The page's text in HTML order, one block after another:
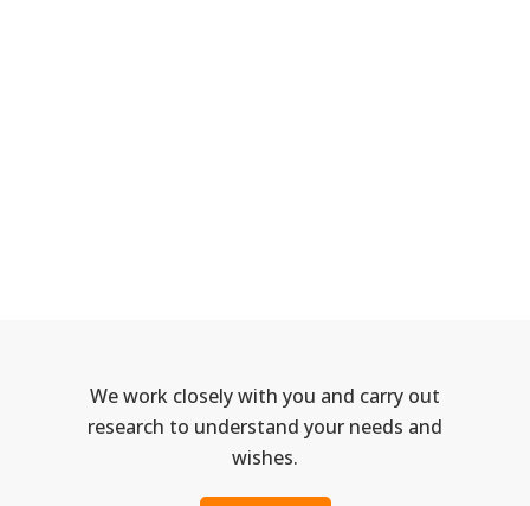
We work closely with you and carry out
research to understand your needs and
wishes.